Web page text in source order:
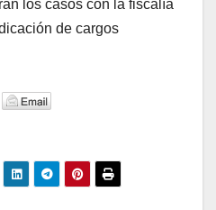
los casos con la fiscalía
de cargos